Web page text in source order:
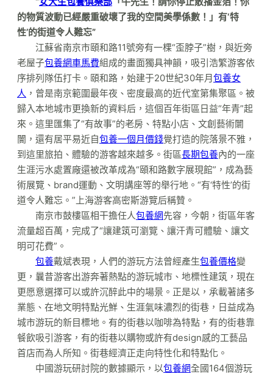
的物質波動已經嚴重破壞了我的空間美學係數！」有‘特
性’的街道令人難忘”
江蘇省南京市頤和路11號旁有一棵“歪脖子”樹，與近旁
老屋子包養網車馬費組成的畫面獨具神韻，吸引浩繁游客依
序排列隊伍打卡。頤和路，始建于20世紀30年月包養女
人 ，曾是南京範圍最年夜、密度最高的近代室第集聚區。被
歸入本地城市更換新的資料后，這個百年街區日益“年青”起
來。這里匯集了“有故事”的老房、特點小店、文創藝術闤
闠，還有居平易近自包養一個月價錢覺打造的院落景不雅，
到這里旅拍、體驗的游客越來越多。街區長期包養內的一座
生涯污水處置廠還被改革成為“頤和路數字展現館”，成為藝
術展覽、brand運動、文明講座等的舉行地。“有‘特性’的街
道令人難忘。”上海游客高密斯游覽后稱贊。
南京市鼓樓區相干擔任人包養網先容，今朝，街區年客
流量超百萬，完成了“讓建筑可瀏覽、讓汗青可體驗、讓文
明可花費”。
包養戴斌表現，人們的游玩方法曾經產生包養價格變
更，曩昔游客出游奔著熱點的游玩城市、地標性建筑，現在
更愿意選擇可以或許沉醉此中的場景。正是以，承載著諸多
業態、在地文明特點光鮮、生涯氣味濃烈的街巷，日益成為
城市游玩的新目標地。有的街巷以咖啡為特點，有的街巷靠
餐飲吸引游客，有的街巷以購物或許有design感的工藝品
首店而為人所知。街巷經濟正走向特性化和特點化。
中國游玩研討院的數據顯示，以包養網全國164個游玩